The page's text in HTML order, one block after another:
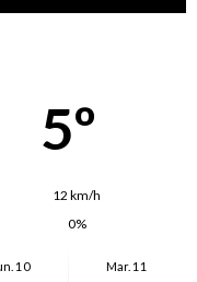
5º
12 km/h
0%
10
Mar. 11